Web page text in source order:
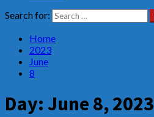
Search for:
Home
2023
June
8
Day: June 8, 2023